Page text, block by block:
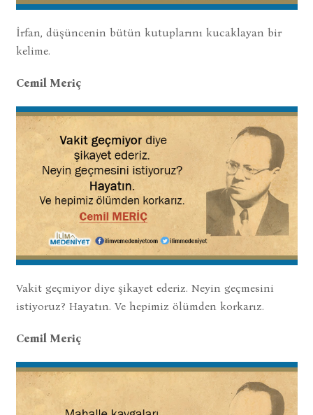
İrfan, düşüncenin bütün kutuplarını kucaklayan bir
kelime.
Cemil Meriç
Vakit geçmiyor diye şikayet ederiz. Neyin geçmesini
istiyoruz? Hayatın. Ve hepimiz ölümden korkarız.
Cemil Meriç